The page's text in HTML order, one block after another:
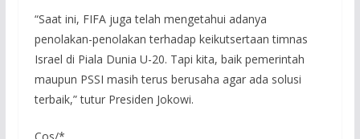
“Saat ini, FIFA juga telah mengetahui adanya
penolakan-penolakan terhadap keikutsertaan timnas
Israel di Piala Dunia U-20. Tapi kita, baik pemerintah
maupun PSSI masih terus berusaha agar ada solusi
terbaik,” tutur Presiden Jokowi.